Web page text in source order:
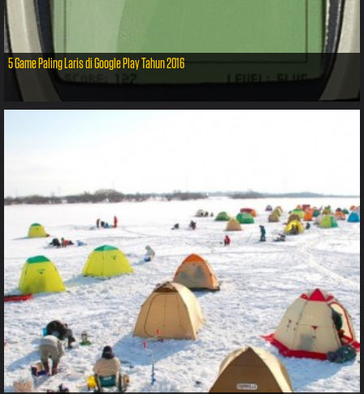
5 Game Paling Laris di Google Play Tahun 2016